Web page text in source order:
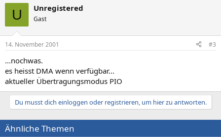
U Unregistered
Gast
14. November 2001 #3
...nochwas.
es heisst DMA wenn verfügbar...
aktueller Übertragungsmodus PIO
Du musst dich einloggen oder registrieren, um hier zu antworten.
Ähnliche Themen